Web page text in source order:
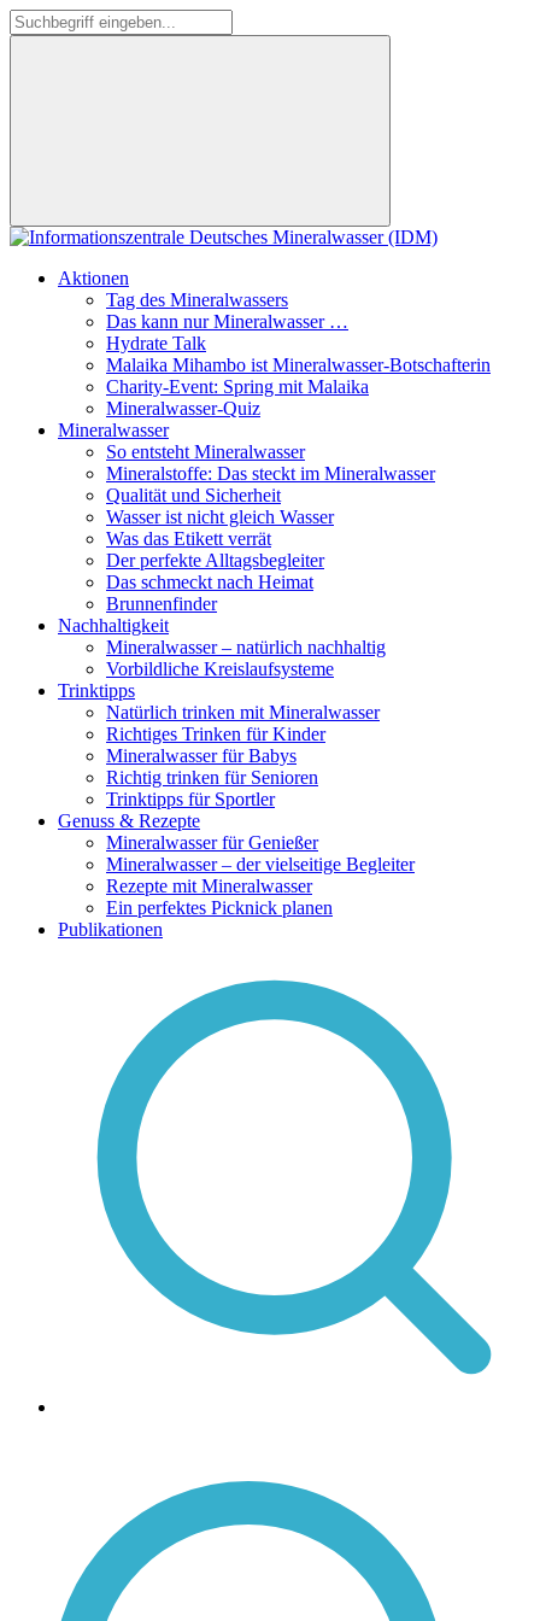
Aktionen
Tag des Mineralwassers
Das kann nur Mineralwasser …
Hydrate Talk
Malaika Mihambo ist Mineralwasser-Botschafterin
Charity-Event: Spring mit Malaika
Mineralwasser-Quiz
Mineralwasser
So entsteht Mineralwasser
Mineralstoffe: Das steckt im Mineralwasser
Qualität und Sicherheit
Wasser ist nicht gleich Wasser
Was das Etikett verrät
Der perfekte Alltagsbegleiter
Das schmeckt nach Heimat
Brunnenfinder
Nachhaltigkeit
Mineralwasser – natürlich nachhaltig
Vorbildliche Kreislaufsysteme
Trinktipps
Natürlich trinken mit Mineralwasser
Richtiges Trinken für Kinder
Mineralwasser für Babys
Richtig trinken für Senioren
Trinktipps für Sportler
Genuss & Rezepte
Mineralwasser für Genießer
Mineralwasser – der vielseitige Begleiter
Rezepte mit Mineralwasser
Ein perfektes Picknick planen
Publikationen